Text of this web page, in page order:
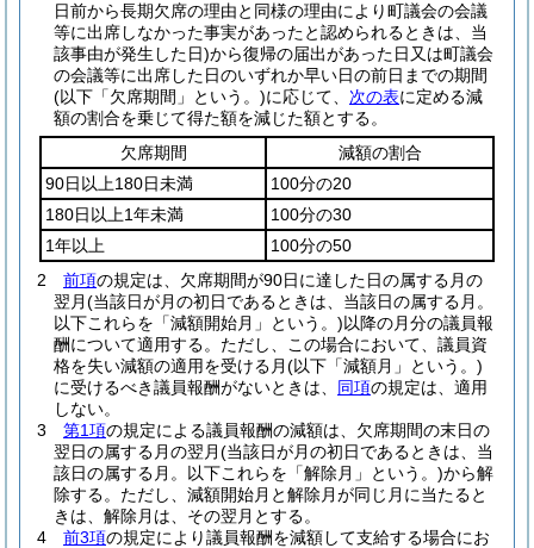
日前から長期欠席の理由と同様の理由により町議会の会議
等に出席しなかった事実があったと認められるときは、当
該事由が発生した日)から復帰の届出があった日又は町議会
の会議等に出席した日のいずれか早い日の前日までの期間
(以下「欠席期間」という。)に応じて、 次の表に定める減
額の割合を乗じて得た額を減じた額とする。
欠席期間
減額の割合
90日以上180日未満
100分の20
180日以上1年未満
100分の30
1年以上
100分の50
2
前項の規定は、欠席期間が90日に達した日の属する月の
翌月(当該日が月の初日であるときは、当該日の属する月。
以下これらを「減額開始月」という。)以降の月分の議員報
酬について適用する。 ただし、この場合において、議員資
格を失い減額の適用を受ける月(以下「減額月」という。)
に受けるべき議員報酬がないときは、 同項の規定は、適用
しない。
3
第1項の規定による議員報酬の減額は、欠席期間の末日の
翌日の属する月の翌月(当該日が月の初日であるときは、当
該日の属する月。以下これらを「解除月」という。)から解
除する。 ただし、減額開始月と解除月が同じ月に当たると
きは、解除月は、その翌月とする。
4
前3項の規定により議員報酬を減額して支給する場合にお